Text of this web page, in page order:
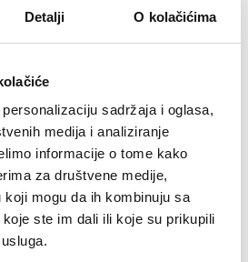
Detalji O kolačićima
sadržaja i oglasa,
medija i analiziranje
informacije o tome kako
za društvene medije,
mogu da ih kombinuju sa
ste im dali ili koje su prikupili
PROIZVODA
brojevima od 0 do 9
proizvodi